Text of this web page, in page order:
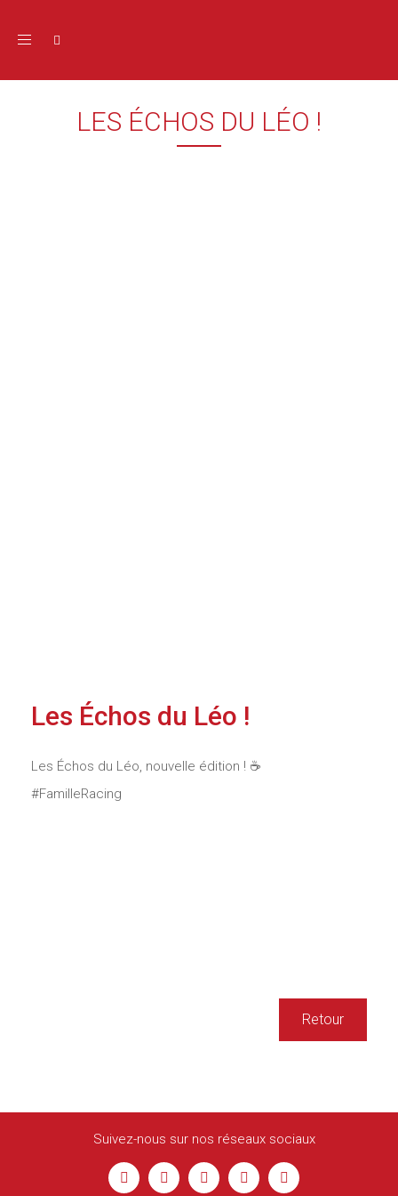
Toggle navigation
LES ÉCHOS DU LÉO !
Les Échos du Léo !
Les Échos du Léo, nouvelle édition ! ☕️
#FamilleRacing
Retour
Suivez-nous sur nos réseaux sociaux